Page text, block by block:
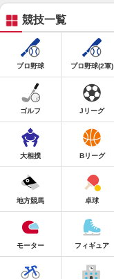
競技一覧
プロ野球 プロ野球(2軍)
ゴルフ Jリーグ
大相撲 Bリーグ
地方競馬 卓球
モーター フィギュア